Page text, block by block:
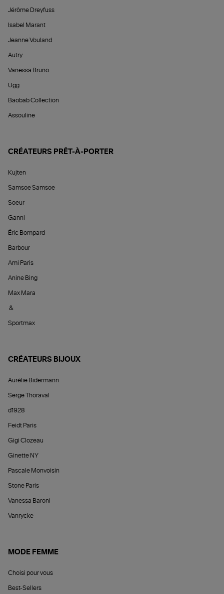
Jérôme Dreyfuss
Isabel Marant
Jeanne Vouland
Autry
Vanessa Bruno
Ugg
Baobab Collection
Assouline
CRÉATEURS PRÊT-À-PORTER
Kujten
Samsoe Samsoe
Soeur
Ganni
Éric Bompard
Barbour
Ami Paris
Anine Bing
Max Mara
&
Sportmax
CRÉATEURS BIJOUX
Aurélie Bidermann
Serge Thoraval
d1928
Feidt Paris
Gigi Clozeau
Ginette NY
Pascale Monvoisin
Stone Paris
Vanessa Baroni
Vanrycke
MODE FEMME
Choisi pour vous
Best-Sellers